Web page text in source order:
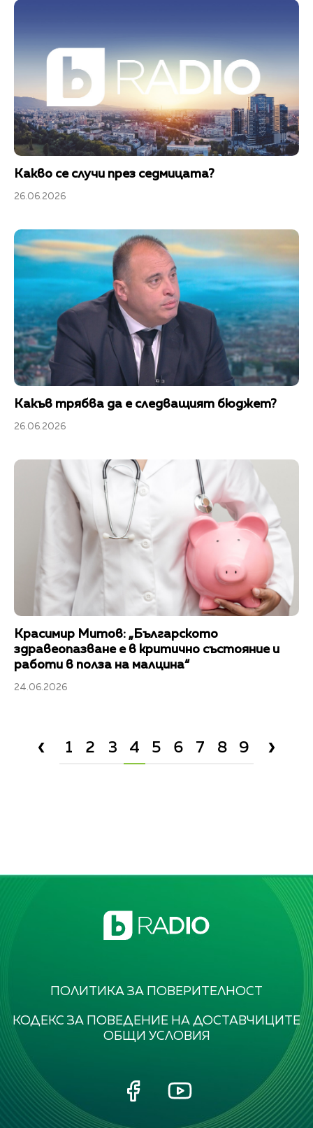
Какво се случи през седмицата?
26.06.2026
Какъв трябва да е следващият бюджет?
26.06.2026
Красимир Митов: „Българското
здравеопазване е в критично състояние и
работи в полза на малцина“
24.06.2026
‹ 1 2 3 4 5 6 7 8 9 ›
ПОЛИТИКА ЗА ПОВЕРИТЕЛНОСТ
КОДЕКС ЗА ПОВЕДЕНИЕ НА ДОСТАВЧИЦИТЕ
ОБЩИ УСЛОВИЯ